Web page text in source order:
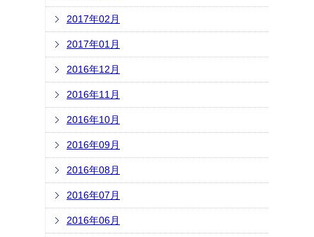
2017年02月
2017年01月
2016年12月
2016年11月
2016年10月
2016年09月
2016年08月
2016年07月
2016年06月